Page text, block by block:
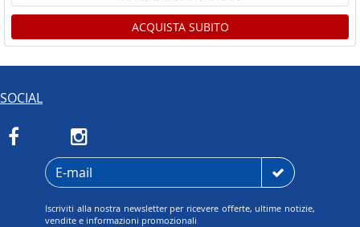
ACQUISTA SUBITO
SOCIAL
Iscriviti alla nostra newsletter per ricevere offerte, ultime notizie,
vendite e informazioni promozionali